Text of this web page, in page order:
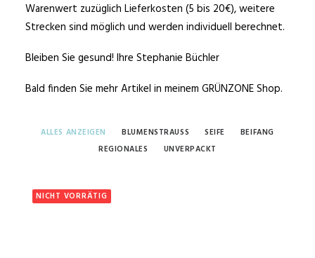
Warenwert zuzüglich Lieferkosten (5 bis 20€), weitere
Strecken sind möglich und werden individuell berechnet.
Bleiben Sie gesund! Ihre Stephanie Büchler
Bald finden Sie mehr Artikel in meinem GRÜNZONE Shop.
ALLES ANZEIGEN BLUMENSTRAUSS SEIFE
BEIFANG
REGIONALES
UNVERPACKT
NICHT VORRÄTIG